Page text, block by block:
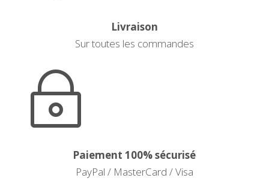
Livraison
Sur toutes les commandes
~
Paiement 100% sécurisé
PayPal / MasterCard / Visa